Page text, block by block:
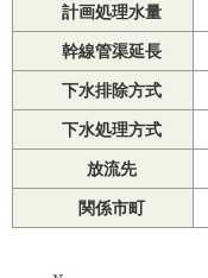
計画処理水量
幹線管渠延長
下水排除方式
下水処理方式
放流先
関係市町